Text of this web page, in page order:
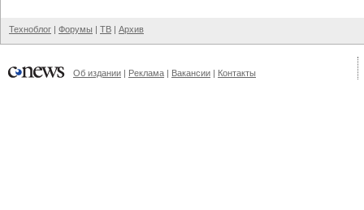
Техноблог | Форумы | ТВ | Архив
Об издании | Реклама | Вакансии | Контакты